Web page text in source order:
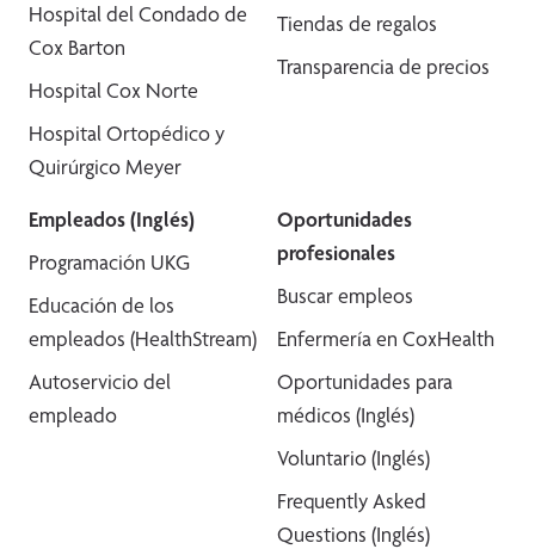
Hospital del Condado de
Cox Barton
Hospital Cox Norte
Hospital Ortopédico y
Quirúrgico Meyer
Tiendas de regalos
Transparencia de precios
Empleados (Inglés)
Programación UKG
Educación de los
empleados (HealthStream)
Autoservicio del
empleado
Oportunidades
profesionales
Buscar empleos
Enfermería en CoxHealth
Oportunidades para
médicos (Inglés)
Voluntario (Inglés)
Frequently Asked
Questions (Inglés)